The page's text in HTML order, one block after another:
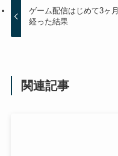
ゲーム配信はじめて3ヶ月
経った結果
関連記事